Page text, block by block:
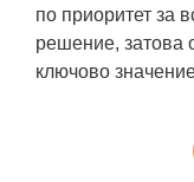
по приоритет за
решение, затова
ключово